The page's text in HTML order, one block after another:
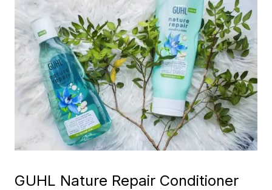
GUHL Nature Repair Conditioner